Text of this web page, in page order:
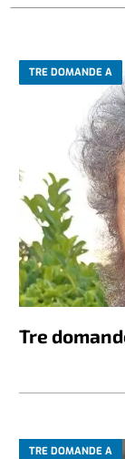
TRE DOMANDE A
Tre
TRE DOMANDE A